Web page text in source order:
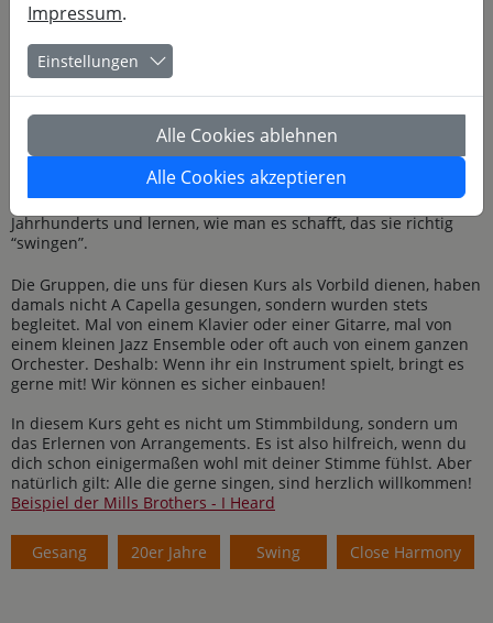
Wer sich mit der Musik der 20er und 30er Jahre beschäftigt,
stolpert früher oder später über Gruppen wie die “Boswell
Sisters” oder die “Mills Brothers”, die mit ihren wundervoll
verspielten Close Harmony Arrangements weltberühmt
wurden. Close Harmony – das ist Harmoniegesang, der so eng
beieinander liegt, dass die einzelnen Stimmen völlig
miteinander verschmelzen.
In diesem Kurs erarbeiten wir solche mehrstimmigen
Arrangements von Liedern des frühen zwanzigsten
Jahrhunderts und lernen, wie man es schafft, das sie richtig
“swingen”.
Die Gruppen, die uns für diesen Kurs als Vorbild dienen, haben
damals nicht A Capella gesungen, sondern wurden stets
begleitet. Mal von einem Klavier oder einer Gitarre, mal von
einem kleinen Jazz Ensemble oder oft auch von einem ganzen
Orchester. Deshalb: Wenn ihr ein Instrument spielt, bringt es
gerne mit! Wir können es sicher einbauen!
In diesem Kurs geht es nicht um Stimmbildung, sondern um
das Erlernen von Arrangements. Es ist also hilfreich, wenn du
dich schon einigermaßen wohl mit deiner Stimme fühlst. Aber
natürlich gilt: Alle die gerne singen, sind herzlich willkommen!
Beispiel der Mills Brothers - I Heard
Gesang 20er Jahre Swing Close Harmony
Impressum.
Einstellungen
Alle Cookies ablehnen
Alle Cookies akzeptieren